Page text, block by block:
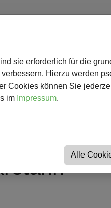
sie erforderlich für die
Hierzu werden
Cookies können Sie
im Impressum.
Alle